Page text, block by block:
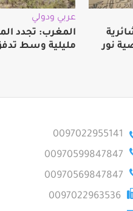
نور
عربي ودولي
المغرب: تجدد
مليلية وسط
0097022955141
00970599847847
00970569847847
0097022963536